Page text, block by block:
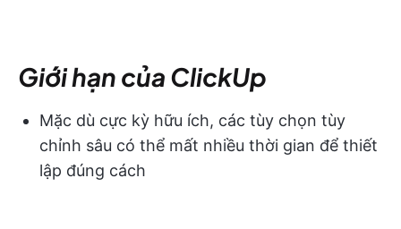
Giới hạn của ClickUp
Mặc dù cực kỳ hữu ích, các tùy chọn tùy
chỉnh sâu có thể mất nhiều thời gian để thiết
lập đúng cách